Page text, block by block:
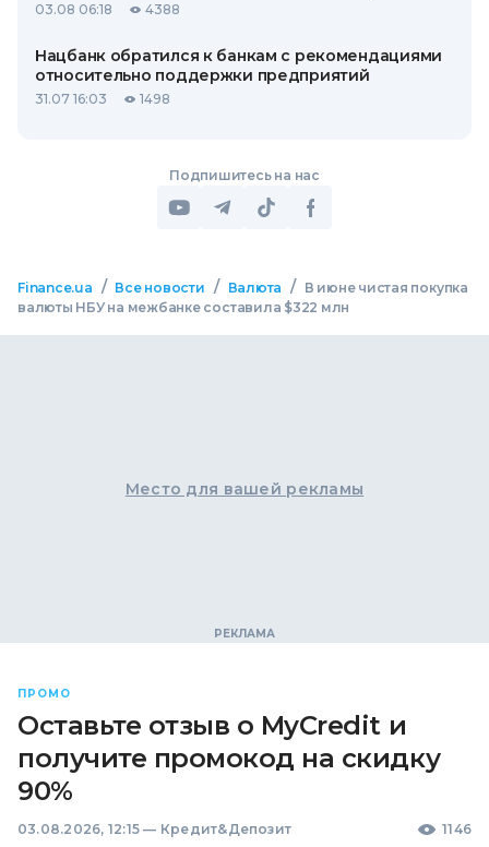
03.08 06:18 4388
Нацбанк обратился к банкам с рекомендациями
относительно поддержки предприятий
31.07 16:03 1498
Подпишитесь на нас
Finance.ua / Все новости / Валюта /
В июне чистая покупка
валюты НБУ на межбанке составила $322 млн
Место для вашей рекламы
ПРОМО
Оставьте отзыв о MyCredit и
получите промокод на скидку
90%
03.08.2026, 12:15 — Кредит&Депозит 1146